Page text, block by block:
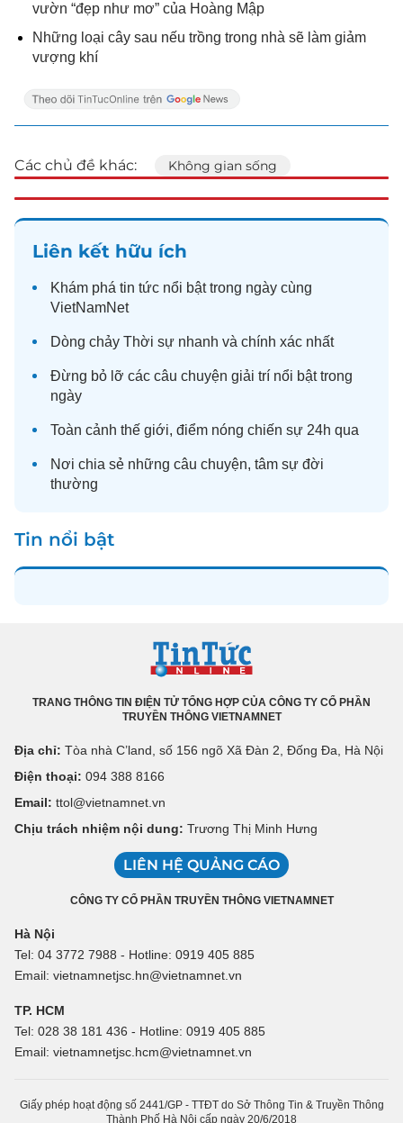
vườn “đẹp như mơ” của Hoàng Mập
Những loại cây sau nếu trồng trong nhà sẽ làm giảm
vượng khí
Các chủ đề khác: Không gian sống
Liên kết hữu ích
Khám phá tin tức nổi bật trong ngày cùng
VietNamNet
Dòng chảy Thời sự nhanh và chính xác nhất
Đừng bỏ lỡ các câu chuyện giải trí nổi bật trong
ngày
Toàn cảnh thế giới, điểm nóng chiến sự 24h qua
Nơi chia sẻ những câu chuyện, tâm sự đời
thường
Tin nổi bật
TRANG THÔNG TIN ĐIỆN TỬ TỔNG HỢP CỦA CÔNG TY CỔ PHẦN
TRUYỀN THÔNG VIETNAMNET
Địa chỉ: Tòa nhà C’land, số 156 ngõ Xã Đàn 2, Đống Đa, Hà Nội
Điện thoại: 094 388 8166
Email: ttol@vietnamnet.vn
Chịu trách nhiệm nội dung: Trương Thị Minh Hưng
LIÊN HỆ QUẢNG CÁO
CÔNG TY CỔ PHẦN TRUYỀN THÔNG VIETNAMNET
Hà Nội
Tel: 04 3772 7988 - Hotline: 0919 405 885
Email: vietnamnetjsc.hn@vietnamnet.vn
TP. HCM
Tel: 028 38 181 436 - Hotline: 0919 405 885
Email: vietnamnetjsc.hcm@vietnamnet.vn
Giấy phép hoạt động số 2441/GP - TTĐT do Sở Thông Tin & Truyền Thông
Thành Phố Hà Nội cấp ngày 20/6/2018